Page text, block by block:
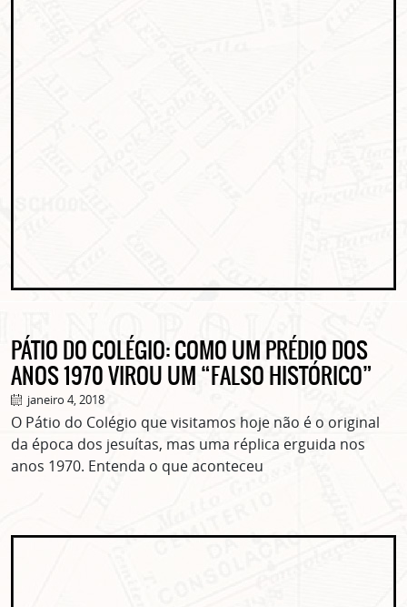
PÁTIO DO COLÉGIO: COMO UM PRÉDIO DOS
ANOS 1970 VIROU UM “FALSO HISTÓRICO”
janeiro 4, 2018
O Pátio do Colégio que visitamos hoje não é o original
da época dos jesuítas, mas uma réplica erguida nos
anos 1970. Entenda o que aconteceu